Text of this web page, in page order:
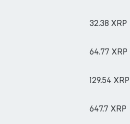
32.38 XRP
64.77 XRP
129.54 XRP
647.7 XRP